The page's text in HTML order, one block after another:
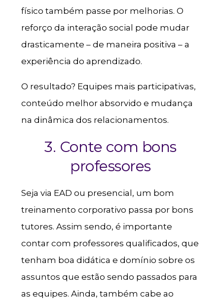
físico também passe por melhorias. O
reforço da interação social pode mudar
drasticamente – de maneira positiva – a
experiência do aprendizado.
O resultado? Equipes mais participativas,
conteúdo melhor absorvido e mudança
na dinâmica dos relacionamentos.
3. Conte com bons
professores
Seja via EAD ou presencial, um bom
treinamento corporativo passa por bons
tutores. Assim sendo, é importante
contar com professores qualificados, que
tenham boa didática e domínio sobre os
assuntos que estão sendo passados para
as equipes. Ainda, também cabe ao